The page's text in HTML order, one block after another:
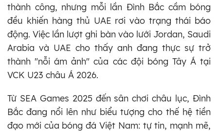
thành công, nhưng mỗi lần Đình Bắc cầm bóng
đều khiến hàng thủ UAE rơi vào trạng thái báo
động. Việc lần lượt ghi bàn vào lưới Jordan, Saudi
Arabia và UAE cho thấy anh đang thực sự trở
thành "nỗi ám ảnh" của các đội bóng Tây Á tại
VCK U23 châu Á 2026.
Từ SEA Games 2025 đến sân chơi châu lục, Đình
Bắc đang nổi lên như biểu tượng cho thế hệ tiền
đạo mới của bóng đá Việt Nam: tự tin, mạnh mẽ,